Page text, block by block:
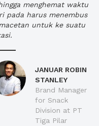
menghemat waktu
pada harus menembus
untuk ke suatu
JANUAR ROBIN
STANLEY
Brand Manager
for Snack
Division at PT
Tiga Pilar